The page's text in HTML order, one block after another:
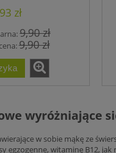
zł
9,90 zł
9,90 zł
wyróżniające
w sobie mąkę ze
egzogenne, witaminę B12,